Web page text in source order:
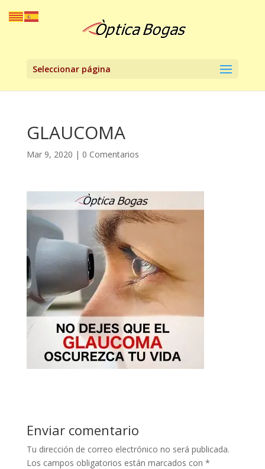
Seleccionar página
GLAUCOMA
Mar 9, 2020 | 0 Comentarios
Enviar comentario
Tu dirección de correo electrónico no será publicada.
Los campos obligatorios están marcados con *